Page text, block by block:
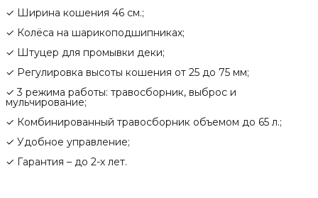
✓ Ширина кошения 46 см.;
✓ Колёса на шарикоподшипниках;
✓ Штуцер для промывки деки;
✓ Регулировка высоты кошения от 25 до 75 мм;
✓ 3 режима работы: травосборник, выброс и
мульчирование;
✓ Комбинированный травосборник объемом до 65 л.;
✓ Удобное управление;
✓ Гарантия – до 2-х лет.